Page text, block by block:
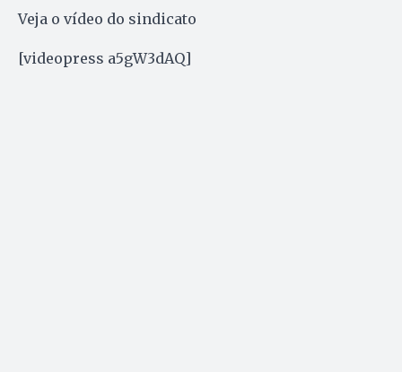
Veja o vídeo do sindicato
[videopress a5gW3dAQ]